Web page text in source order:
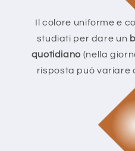
Il colore uniforme e
studiati per dare un
quotidiano (nella
risposta può variare